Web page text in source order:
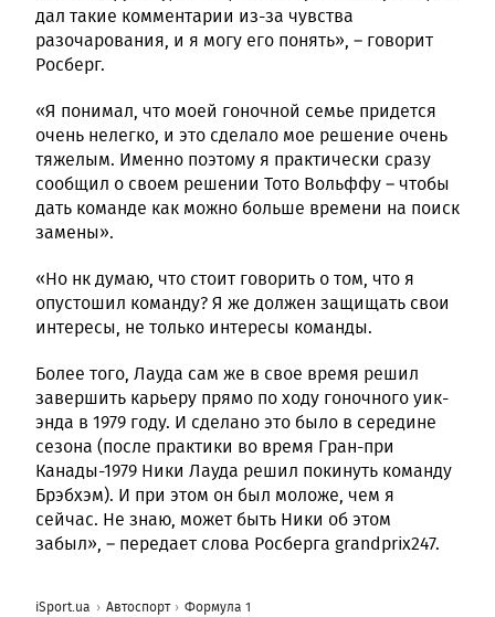
дал такие комментарии из-за чувства
разочарования, и я могу его понять», – говорит
Росберг.
«Я понимал, что моей гоночной семье придется
очень нелегко, и это сделало мое решение очень
тяжелым. Именно поэтому я практически сразу
сообщил о своем решении Тото Вольффу – чтобы
дать команде как можно больше времени на поиск
замены».
«Но нк думаю, что стоит говорить о том, что я
опустошил команду? Я же должен защищать свои
интересы, не только интересы команды.
Более того, Лауда сам же в свое время решил
завершить карьеру прямо по ходу гоночного уик-
энда в 1979 году. И сделано это было в середине
сезона (после практики во время Гран-при
Канады-1979 Ники Лауда решил покинуть команду
Брэбхэм). И при этом он был моложе, чем я
сейчас. Не знаю, может быть Ники об этом
забыл», – передает слова Росберга grandprix247.
iSport.ua Автоспорт Формула 1